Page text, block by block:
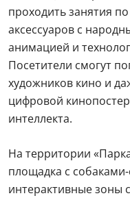
проходить занятия
аксессуаров с
анимацией и
Посетители смогут
художников кино и
цифровой
интеллекта.
На территории
площадка с
интерактивные зоны